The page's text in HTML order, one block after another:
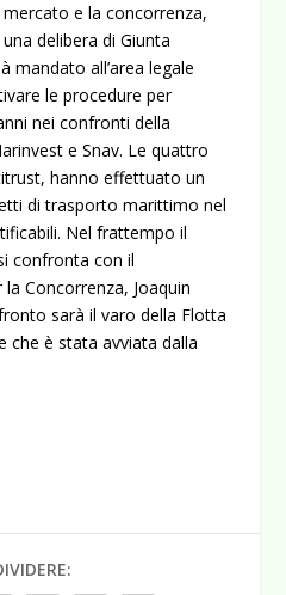
e la concorrenza,
delibera di Giunta
mandato all’area legale
le procedure per
nei confronti della
e Snav. Le quattro
hanno effettuato un
di trasporto marittimo nel
Nel frattempo il
confronta con il
Concorrenza, Joaquin
sarà il varo della Flotta
che è stata avviata dalla